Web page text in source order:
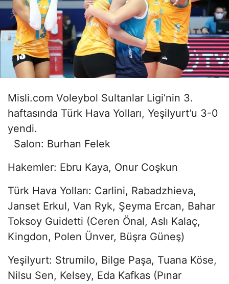
Misli.com Voleybol Sultanlar Ligi’nin 3.
haftasında Türk Hava Yolları, Yeşilyurt’u 3-0
yendi.
Salon: Burhan Felek
Hakemler: Ebru Kaya, Onur Coşkun
Türk Hava Yolları: Carlini, Rabadzhieva,
Janset Erkul, Van Ryk, Şeyma Ercan, Bahar
Toksoy Guidetti (Ceren Önal, Aslı Kalaç,
Kingdon, Polen Ünver, Büşra Güneş)
Yeşilyurt: Strumilo, Bilge Paşa, Tuana Köse,
Nilsu Sen, Kelsey, Eda Kafkas (Pınar